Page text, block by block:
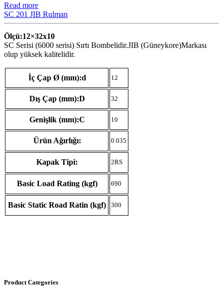
Read more
SC 201 JIB Rulman
Ölçü:12×32x10
SC Serisi (6000 serisi) Sırtı Bombelidir.JIB (Güneykore)Markası
olup yüksek kalitelidir.
İç Çap Ø (mm):d 12
Dış Çap (mm):D 32
Genişlik (mm):C 10
Ürün Ağırlığı: 0.035
Kapak Tipi: 2RS
Basic Load Rating (kgf) 690
Basic Static Road Ratin (kgf) 300
Product Categories